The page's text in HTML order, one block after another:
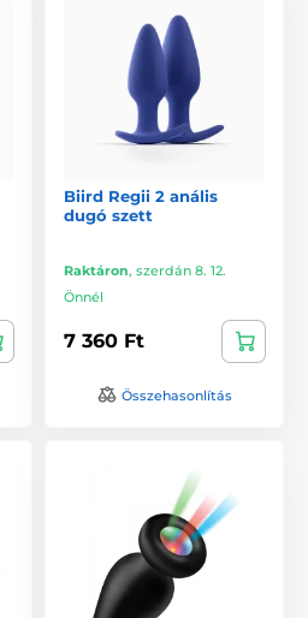
Biird Regii 2 anális
dugó szett
Raktáron, szerdán 8. 12.
Önnél
7 360 Ft
Összehasonlítás